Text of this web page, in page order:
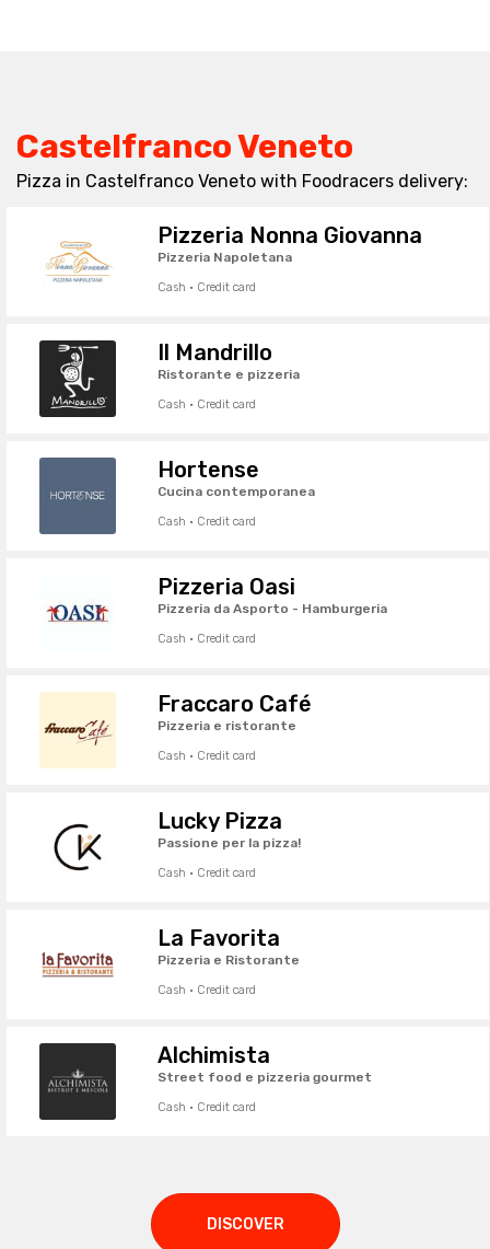
Castelfranco Veneto
Pizza in Castelfranco Veneto with Foodracers delivery:
Pizzeria Nonna Giovanna
Pizzeria Napoletana
Cash · Credit card
Il Mandrillo
Ristorante e pizzeria
Cash · Credit card
Hortense
Cucina contemporanea
Cash · Credit card
Pizzeria Oasi
Pizzeria da Asporto - Hamburgeria
Cash · Credit card
Fraccaro Café
Pizzeria e ristorante
Cash · Credit card
Lucky Pizza
Passione per la pizza!
Cash · Credit card
La Favorita
Pizzeria e Ristorante
Cash · Credit card
Alchimista
Street food e pizzeria gourmet
Cash · Credit card
DISCOVER